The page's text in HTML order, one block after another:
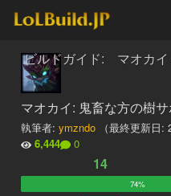
ビルドガイド: マオカイ
マオカイ: 鬼畜な方の樹
執筆者: ymzndo （最終更新日:
6,444
0
14
74%